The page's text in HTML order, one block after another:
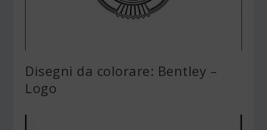
Disegni da colorare: Bentley –
Logo